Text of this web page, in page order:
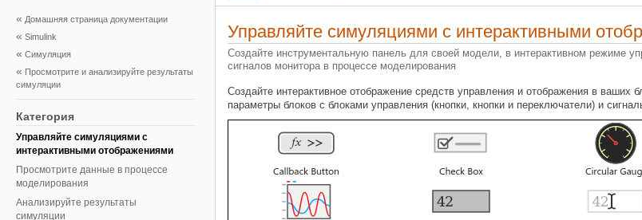
вне
холста
переключатель
навигационного
вне
холста
Домашняя страница документации
Simulink
Симуляция
Просмотрите и анализируйте результаты
симуляции
Категория
Управляйте симуляциями с
интерактивными отображениями
Просмотрите данные в процессе
моделирования
Анализируйте результаты
симуляции
Управляйте симуляциями с интерактивными
Создайте инструментальную панель для своей модели, в интерактивном режиме
сигналов монитора в процессе моделирования
Создайте интерактивное отображение средств управления и отображения в
параметры блоков с блоками управления (кнопки, кнопки и переключатели) и